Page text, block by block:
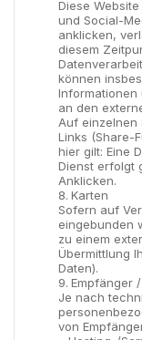
Diese
und Social-
anklicken,
diesem
können
Informationen
an den
Auf einzelnen
Links (Share-
hier gilt: Eine
Dienst erfolgt
Anklicken.
Karten
Sofern auf
eingebunden
zu einem
Übermittlung
Daten).
Empfänger
Je nach
von